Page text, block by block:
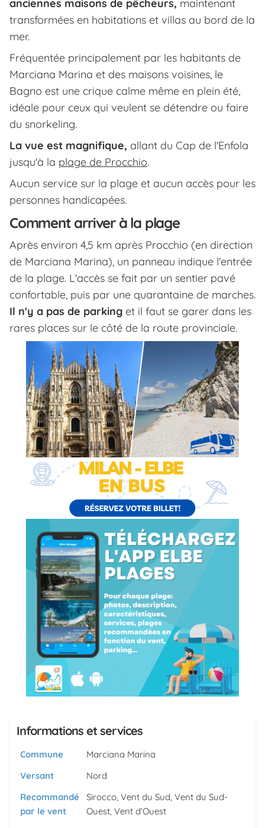
anciennes maisons de pêcheurs, maintenant
transformées en habitations et villas au bord de la
mer.
Fréquentée principalement par les habitants de
Marciana Marina et des maisons voisines, le
Bagno est une crique calme même en plein été,
idéale pour ceux qui veulent se détendre ou faire
du snorkeling.
La vue est magnifique, allant du Cap de l'Enfola
jusqu'à la plage de Procchio.
Aucun service sur la plage et aucun accès pour les
personnes handicapées.
Comment arriver à la plage
Après environ 4,5 km après Procchio (en direction
de Marciana Marina), un panneau indique l'entrée
de la plage. L'accès se fait par un sentier pavé
confortable, puis par une quarantaine de marches.
Il n'y a pas de parking et il faut se garer dans les
rares places sur le côté de la route provinciale.
Informations et services
Commune
Marciana Marina
Versant
Nord
Recommandé
par le vent
Sirocco, Vent du Sud, Vent du Sud-
Ouest, Vent d'Ouest